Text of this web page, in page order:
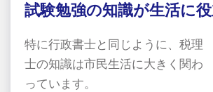
試験勉強の知識が生活に
特に行政書士と同じように、税理
士の知識は市民生活に大きく関わ
っています。